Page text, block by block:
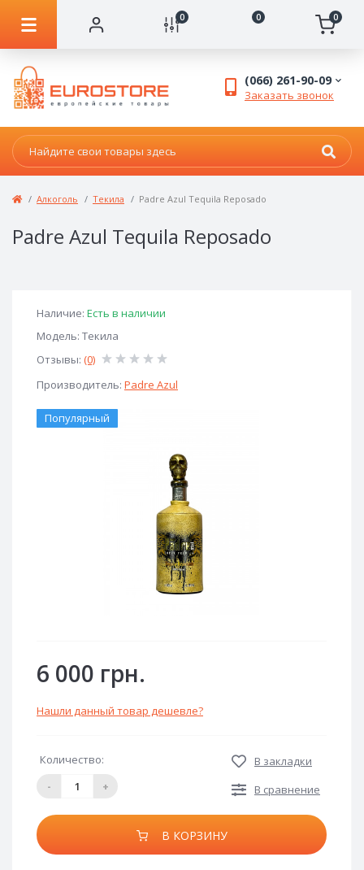
0 0 0
(066) 261-90-09
Заказать звонок
Алкоголь Текила Padre Azul Tequila Reposado
Padre Azul Tequila Reposado
Наличие: Есть в наличии
Модель: Текила
Отзывы: (0)
Производитель: Padre Azul
Популярный
6 000 грн.
Нашли данный товар дешевле?
Количество:
-
+
В закладки
В сравнение
В КОРЗИНУ